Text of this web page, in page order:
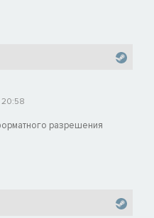
разрешения